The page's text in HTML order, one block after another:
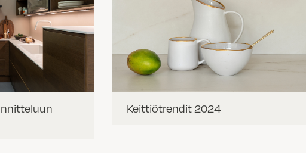
Keittiötrendit 2024